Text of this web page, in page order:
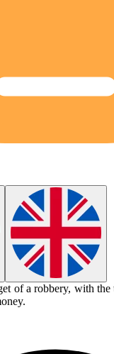
of arobbery, with the